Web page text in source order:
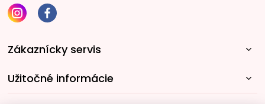
Zákaznícky servis
Užitočné informácie